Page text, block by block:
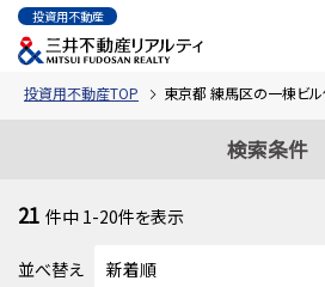
投資用不動産
投資用不動産TOP 東京都 練馬区の一棟ビ
検索条件
21 件中 1-20件を表示
並べ替え